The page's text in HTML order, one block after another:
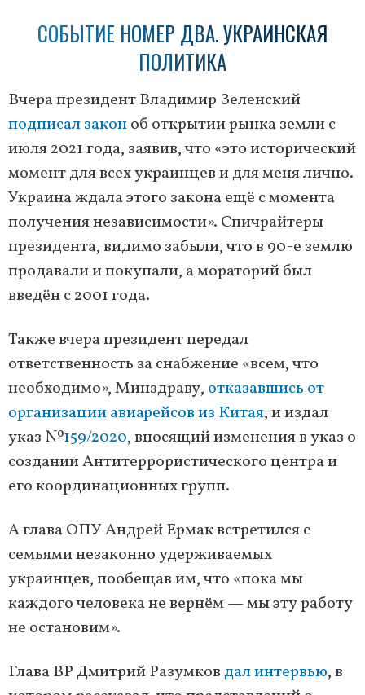
СОБЫТИЕ НОМЕР ДВА. УКРАИНСКАЯ
ПОЛИТИКА
Вчера президент Владимир Зеленский
подписал законоб открытии рынка земли с
июля 2021 года, заявив, что «это исторический
момент для всех украинцев и для меня лично.
Украина ждала этого закона ещё с момента
получения независимости». Спичрайтеры
президента, видимо забыли, что в 90-е землю
продавали и покупали, а мораторий был
введён с 2001 года.
Также вчера президент передал
ответственность за снабжение «всем, что
необходимо», Минздраву, отказавшись от
организации авиарейсов из Китая, и издал
указ №159/2020, вносящий изменения в указ о
создании Антитеррористического центра и
его координационных групп.
А глава ОПУ Андрей Ермак встретился с
семьями незаконно удерживаемых
украинцев, пообещав им, что «пока мы
каждого человека не вернём — мы эту работу
не остановим».
Глава ВР Дмитрий Разумковдал интервью, в